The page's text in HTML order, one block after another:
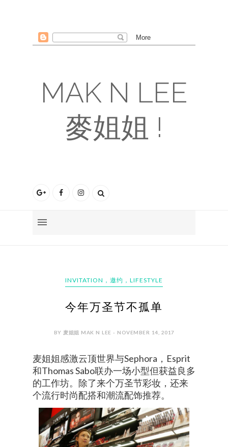
MAK N LEE
麥姐姐 !
INVITATION，邀约，LIFESTYLE
今年万圣节不孤单
BY 麦姐姐 MAK N LEE - NOVEMBER 14, 2017
麦姐姐感激云顶世界与Sephora，Esprit
和Thomas Sabo联办一场小型但获益良多
的工作坊。除了来个万圣节彩妆，还来
个流行时尚配搭和潮流配饰推荐。